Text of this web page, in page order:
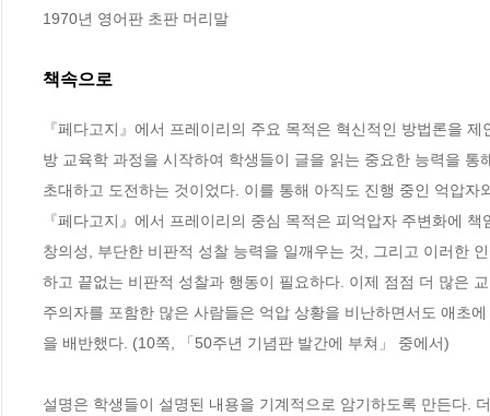
1970년 영어판 초판 머리말
책속으로
『페다고지』에서 프레이리의 주요 목적은 혁신적인 방법론을
방 교육학 과정을 시작하여 학생들이 글을 읽는 중요한 능력을
초대하고 도전하는 것이었다. 이를 통해 아직도 진행 중인 억압
『페다고지』에서 프레이리의 중심 목적은 피억압자 주변화에
창의성, 부단한 비판적 성찰 능력을 일깨우는 것, 그리고 이러한
하고 끝없는 비판적 성찰과 행동이 필요하다. 이제 점점 더 많은
주의자를 포함한 많은 사람들은 억압 상황을 비난하면서도 애초
을 배반했다. (10쪽, 「50주년 기념판 발간에 부쳐」 중에서)
설명은 학생들이 설명된 내용을 기계적으로 암기하도록 만든다.